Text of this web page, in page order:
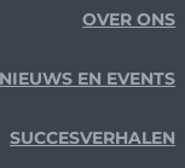
OVER ONS
NIEUWS EN EVENTS
SUCCESVERHALEN